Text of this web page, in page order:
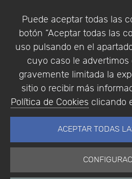
Puede aceptar todas las
botón “Aceptar todas las
uso pulsando en el
cuyo caso le advertimos
gravemente limitada la
sitio o recibir más
Política de Cookies clicando
ACEPTAR TODAS
Empresa|Aviso Legal|
Política de
© Copyright 1994 - 2026.
Científico,
Portugal.